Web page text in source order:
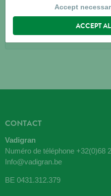
SINT NIKLAAS
CONTACT
Vadigran
Numéro de téléphone +32(0)68
Info@vadigran.be
BE 0431.312.379
Accept
ACCEPT